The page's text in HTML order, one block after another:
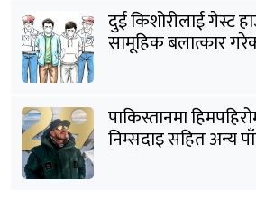
दुई किशोरीलाई गेस्ट
सामूहिक बलात्कार
पाकिस्तानमा
निम्सदाइ सहित अन्य